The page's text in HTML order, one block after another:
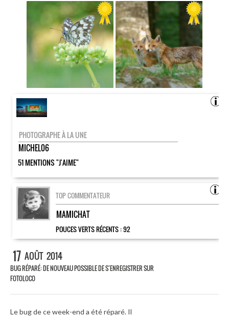
PHOTOGRAPHE À LA UNE
MICHEL06
51 MENTIONS "J'AIME"
TOP COMMENTATEUR
MAMICHAT
POUCES VERTS RÉCENTS :92
17 AOÛT 2014
BUG RÉPARÉ: DE NOUVEAU POSSIBLE DE S’ENREGISTRER SUR
FOTOLOCO
Le bug de ce week-end a été réparé. Il